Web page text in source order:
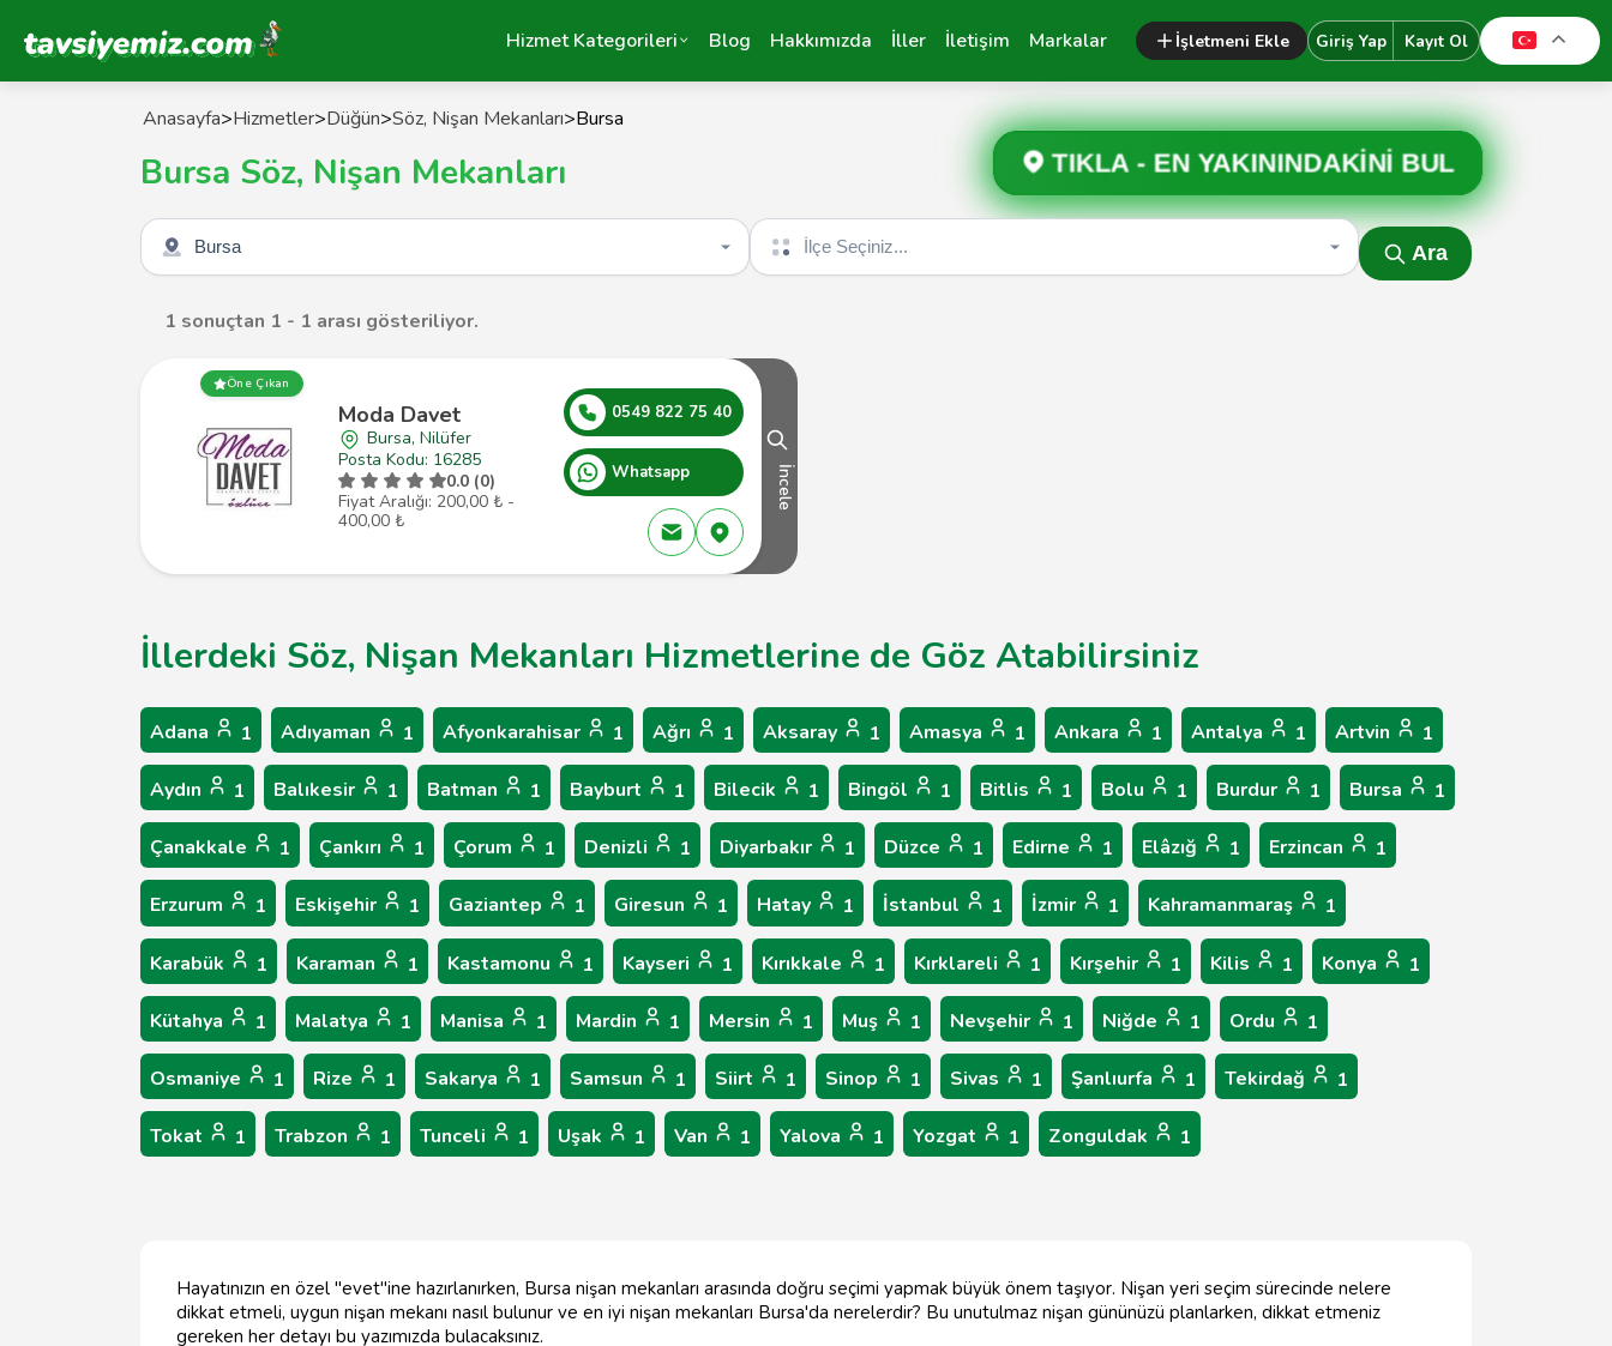
Tavsiyemiz Anasayfa Hizmet Kategorileri Blog Hakkımızda İller İletişim Markalar İşletmeni Ekle Giriş Yap Kayıt Ol
Anasayfa>Hizmetler>Düğün>Söz, Nişan Mekanları>Bursa
Bursa Söz, Nişan Mekanları TIKLA -EN YAKININDAKİNİ BUL
Şehir seçin İlçe seçin
Ara
1 sonuçtan 1 - 1 arası gösteriliyor.
Öne Çıkan
Moda Davet
Bursa, Nilüfer
Posta Kodu: 16285
0.0 (0)
Fiyat Aralığı: 200,00 ₺ -
400,00 ₺
0549 822 75 40
Whatsapp İncele
İllerdeki Söz, Nişan Mekanları Hizmetlerine de Göz Atabilirsiniz
Adana 1 Adıyaman 1 Afyonkarahisar 1 Ağrı 1 Aksaray 1 Amasya 1 Ankara 1 Antalya 1 Artvin 1
Aydın 1 Balıkesir 1 Batman 1 Bayburt 1 Bilecik 1 Bingöl 1 Bitlis 1 Bolu 1 Burdur 1 Bursa 1
Çanakkale 1 Çankırı 1 Çorum 1 Denizli 1 Diyarbakır 1 Düzce 1 Edirne 1 Elâzığ 1 Erzincan 1
Erzurum 1 Eskişehir 1 Gaziantep 1 Giresun 1 Hatay 1 İstanbul 1 İzmir 1 Kahramanmaraş 1
Karabük 1 Karaman 1 Kastamonu 1 Kayseri 1 Kırıkkale 1 Kırklareli 1 Kırşehir 1 Kilis 1 Konya 1
Kütahya 1 Malatya 1 Manisa 1 Mardin 1 Mersin 1 Muş 1 Nevşehir 1 Niğde 1 Ordu 1
Osmaniye 1 Rize 1 Sakarya 1 Samsun 1 Siirt 1 Sinop 1 Sivas 1 Şanlıurfa 1 Tekirdağ 1
Tokat 1 Trabzon 1 Tunceli 1 Uşak 1 Van 1 Yalova 1 Yozgat 1 Zonguldak 1
Hayatınızın en özel "evet"ine hazırlanırken, Bursa nişan mekanları arasında doğru seçimi yapmak büyük önem taşıyor. Nişan yeri seçim sürecinde nelere
dikkat etmeli, uygun nişan mekanı nasıl bulunur ve en iyi nişan mekanları Bursa'da nerelerdir? Bu unutulmaz nişan gününüzü planlarken, dikkat etmeniz
gereken her detayı bu yazımızda bulacaksınız.